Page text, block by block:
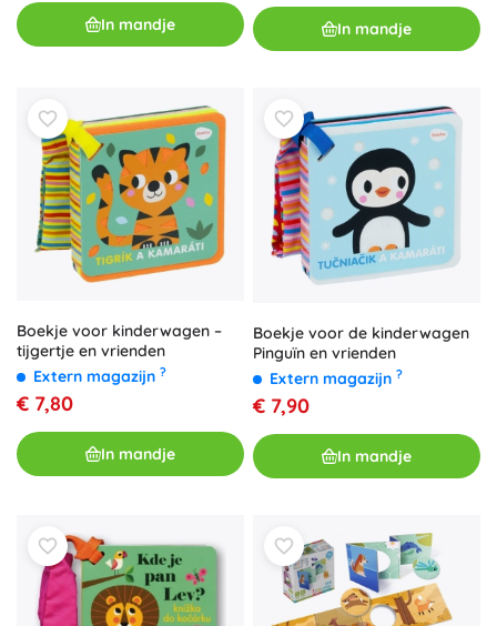
In mandje In mandje
Boekje voor kinderwagen –
tijgertje en vrienden
Extern magazijn ?
€ 7,80
In mandje
Boekje voor de kinderwagen
Pinguïn en vrienden
Extern magazijn ?
€ 7,90
In mandje